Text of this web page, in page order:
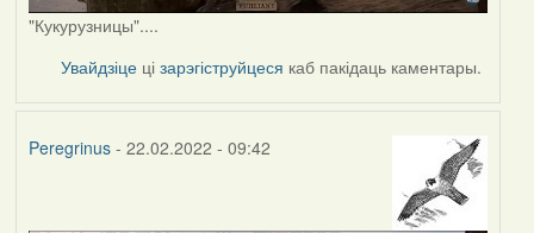
"Кукурузницы"....
Увайдзіце цізарэгіструйцеся каб пакідаць каментары.
Peregrinus- 22.02.2022 - 09:42